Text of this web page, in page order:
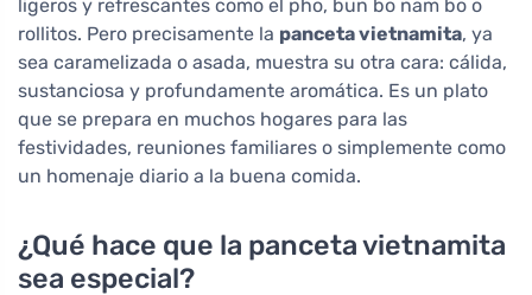
ligeros y refrescantes como el pho, bun bo nam bo o
rollitos. Pero precisamente la panceta vietnamita, ya
sea caramelizada o asada, muestra su otra cara: cálida,
sustanciosa y profundamente aromática. Es un plato
que se prepara en muchos hogares para las
festividades, reuniones familiares o simplemente como
un homenaje diario a la buena comida.
¿Qué hace que la panceta vietnamita
sea especial?